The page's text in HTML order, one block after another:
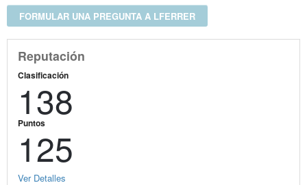
FORMULAR UNA PREGUNTA A LFERRER
Reputación
Clasificación
138
Puntos
125
Ver Detalles